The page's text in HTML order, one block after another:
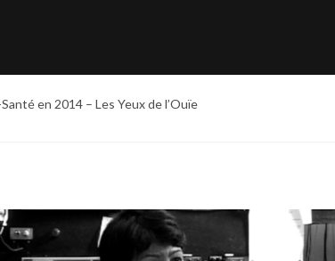
en 2014 – Les Yeux de l’Ouïe